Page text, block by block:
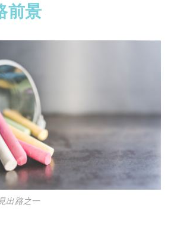
前景
出路之一